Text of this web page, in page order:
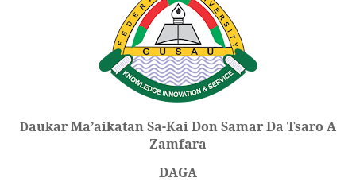
Daukar Ma’aikatan Sa-Kai Don SamarDa Tsaro A
Zamfara
DAGA